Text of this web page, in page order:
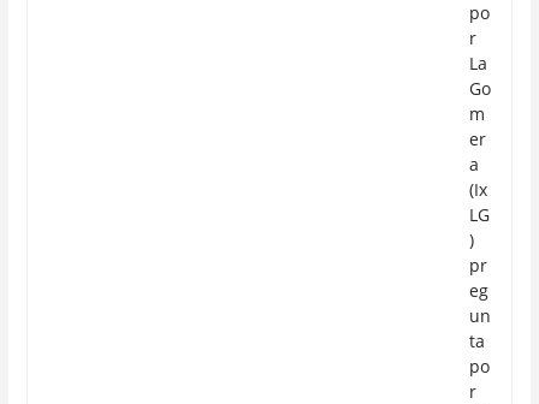
po
r
La
Go
m
er
a
(Ix
LG
)
pr
eg
un
ta
po
r